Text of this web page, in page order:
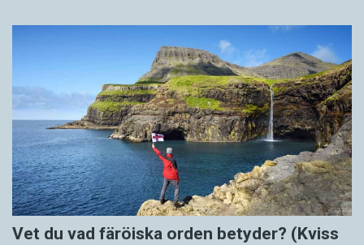
Vet du vad färöiska orden betyder? (Kviss